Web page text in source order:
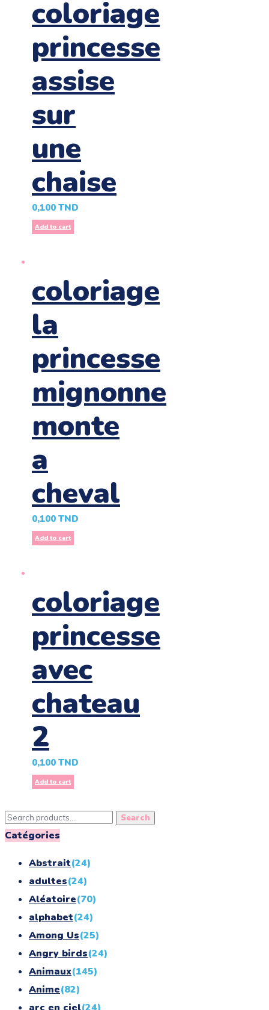
coloriage
princesse
assise
sur
une
chaise
0,100 TND
Add to cart
coloriage
la
princesse
mignonne
monte
a
cheval
0,100 TND
Add to cart
coloriage
princesse
avec
chateau
2
0,100 TND
Add to cart
Search
for:
Search
Catégories
Abstrait(24)
adultes(24)
Aléatoire(70)
alphabet(24)
Among Us(25)
Angry birds(24)
Animaux(145)
Anime(82)